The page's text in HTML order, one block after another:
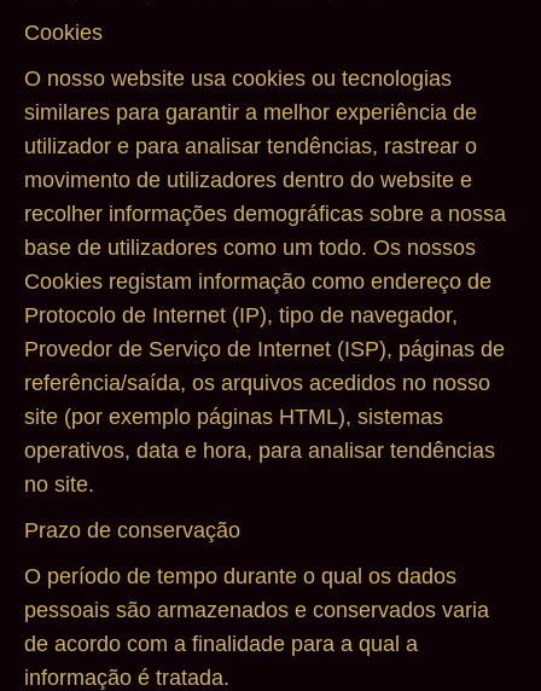
Cookies
O nosso website usa cookies ou tecnologias
similares para garantir a melhor experiência de
utilizador e para analisar tendências, rastrear o
movimento de utilizadores dentro do website e
recolher informações demográficas sobre a nossa
base de utilizadores como um todo. Os nossos
Cookies registam informação como endereço de
Protocolo de Internet (IP), tipo de navegador,
Provedor de Serviço de Internet (ISP), páginas de
referência/saída, os arquivos acedidos no nosso
site (por exemplo páginas HTML), sistemas
operativos, data e hora, para analisar tendências
no site.
Prazo de conservação
O período de tempo durante o qual os dados
pessoais são armazenados e conservados varia
de acordo com a finalidade para a qual a
informação é tratada.